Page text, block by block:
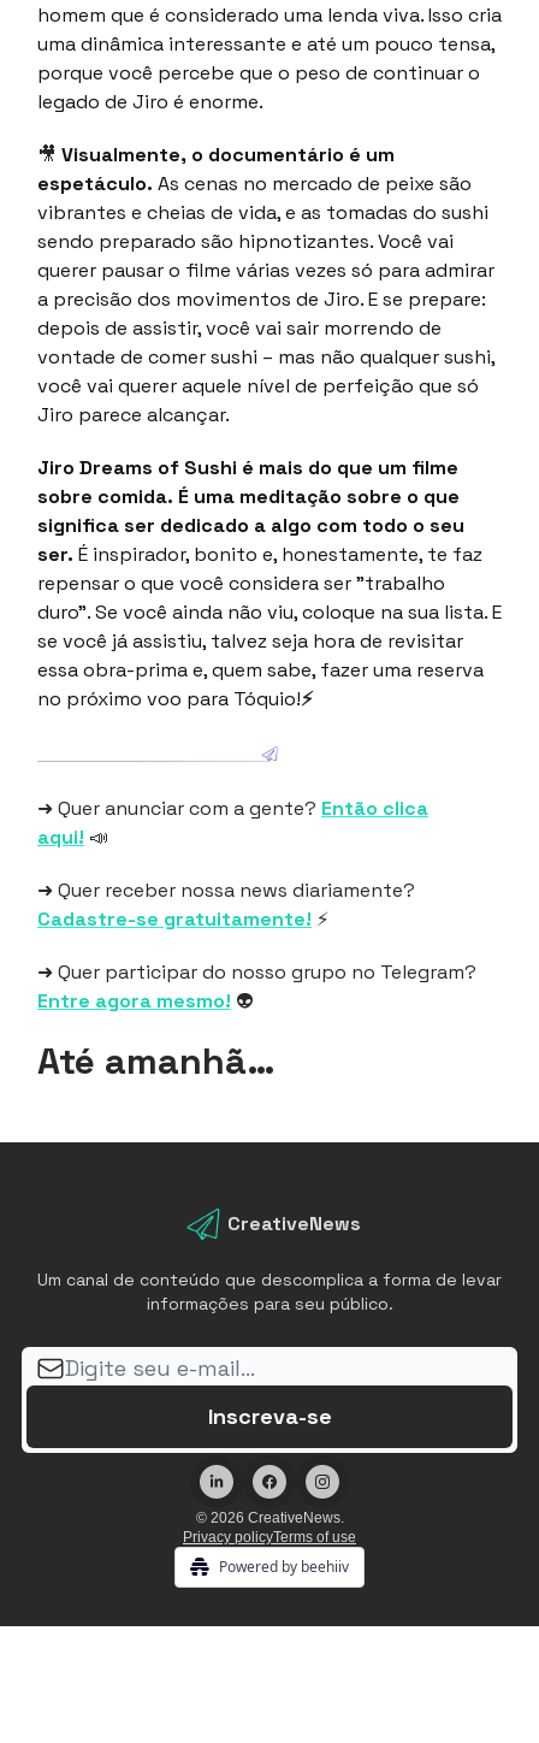
homem que é considerado uma lenda viva. Isso cria
uma dinâmica interessante e até um pouco tensa,
porque você percebe que o peso de continuar o
legado de Jiro é enorme.
🎥 Visualmente, o documentário é um
espetáculo. As cenas no mercado de peixe são
vibrantes e cheias de vida, e as tomadas do sushi
sendo preparado são hipnotizantes. Você vai
querer pausar o filme várias vezes só para admirar
a precisão dos movimentos de Jiro. E se prepare:
depois de assistir, você vai sair morrendo de
vontade de comer sushi – mas não qualquer sushi,
você vai querer aquele nível de perfeição que só
Jiro parece alcançar.
Jiro Dreams of Sushi é mais do que um filme
sobre comida. É uma meditação sobre o que
significa ser dedicado a algo com todo o seu
ser. É inspirador, bonito e, honestamente, te faz
repensar o que você considera ser "trabalho
duro". Se você ainda não viu, coloque na sua lista. E
se você já assistiu, talvez seja hora de revisitar
essa obra-prima e, quem sabe, fazer uma reserva
no próximo voo para Tóquio!⚡
➜ Quer anunciar com a gente? Então clica
aqui! 📣
➜ Quer receber nossa news diariamente?
Cadastre-se gratuitamente! ⚡
➜ Quer participar do nosso grupo no Telegram?
Entre agora mesmo! 👽
Até amanhã…
CreativeNews
Um canal de conteúdo que descomplica a forma de levar
informações para seu público.
© 2026 CreativeNews.
Privacy policyTerms of use
Powered by beehiiv